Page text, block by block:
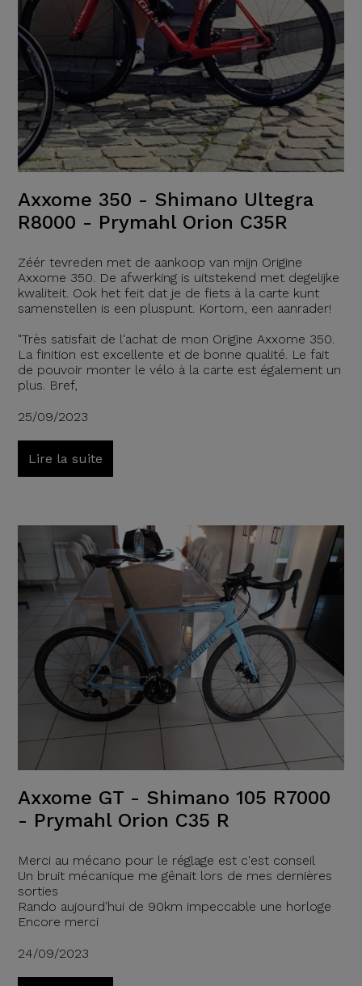
Axxome 350 - Shimano Ultegra
R8000 - Prymahl Orion C35R
Zéér tevreden met de aankoop van mijn Origine
Axxome 350. De afwerking is uitstekend met degelijke
kwaliteit. Ook het feit dat je de fiets à la carte kunt
samenstellen is een pluspunt. Kortom, een aanrader!
"Très satisfait de l'achat de mon Origine Axxome 350.
La finition est excellente et de bonne qualité. Le fait
de pouvoir monter le vélo à la carte est également un
plus. Bref,
25/09/2023
Lire la suite
Axxome GT - Shimano 105 R7000
- Prymahl Orion C35 R
Merci au mécano pour le réglage est c'est conseil
Un bruit mécanique me gênait lors de mes dernières
sorties
Rando aujourd'hui de 90km impeccable une horloge
Encore merci
24/09/2023